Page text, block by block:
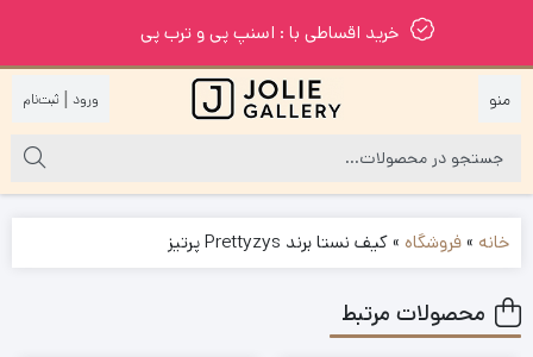
خرید اقساطی با : اسنپ پی و ترب پی
|
خانه »فروشگاه »کیف نستا برند Prettyzys پرتیز
محصولات مرتبط